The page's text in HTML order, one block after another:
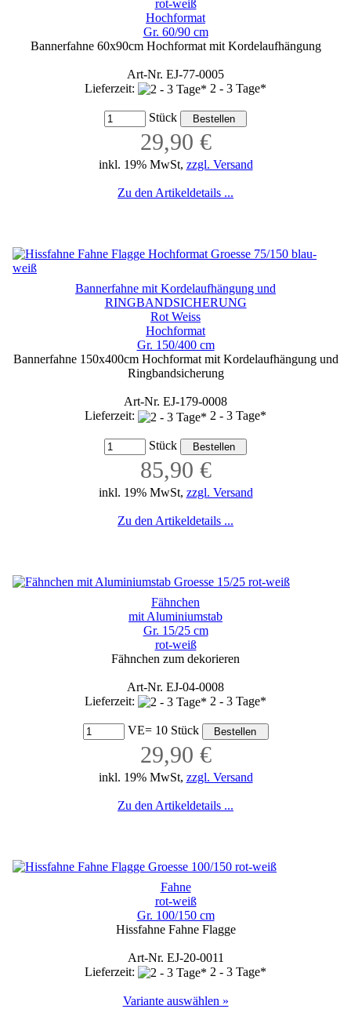
rot-weiß
Hochformat
Gr. 60/90 cm
Bannerfahne 60x90cm Hochformat mit Kordelaufhängung
Art-Nr. EJ-77-0005
Lieferzeit:
2 - 3 Tage*
Stück
29,90 €
inkl. 19% MwSt, zzgl. Versand
Zu den Artikeldetails ...
Bannerfahne mit Kordelaufhängung und
RINGBANDSICHERUNG
Rot Weiss
Hochformat
Gr. 150/400 cm
Bannerfahne 150x400cm Hochformat mit Kordelaufhängung und
Ringbandsicherung
Art-Nr. EJ-179-0008
Lieferzeit:
2 - 3 Tage*
Stück
85,90 €
inkl. 19% MwSt, zzgl. Versand
Zu den Artikeldetails ...
Fähnchen
mit Aluminiumstab
Gr. 15/25 cm
rot-weiß
Fähnchen zum dekorieren
Art-Nr. EJ-04-0008
Lieferzeit:
2 - 3 Tage*
VE= 10 Stück
29,90 €
inkl. 19% MwSt, zzgl. Versand
Zu den Artikeldetails ...
Fahne
rot-weiß
Gr. 100/150 cm
Hissfahne Fahne Flagge
Art-Nr. EJ-20-0011
Lieferzeit:
2 - 3 Tage*
Variante auswählen »